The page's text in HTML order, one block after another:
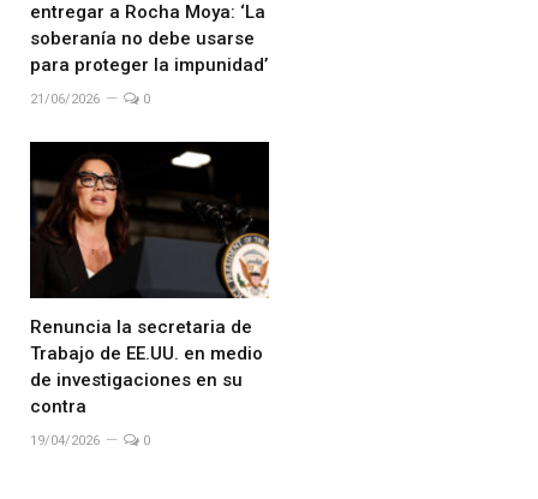
entregar a Rocha Moya: ‘La
soberanía no debe usarse
para proteger la impunidad’
21/06/2026 0
Renuncia la secretaria de
Trabajo de EE.UU. en medio
de investigaciones en su
contra
19/04/2026 0